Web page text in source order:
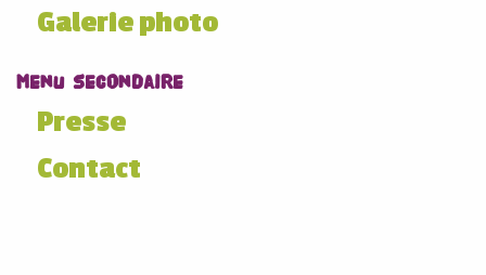
Galerie photo
Menu secondaire
Presse
Contact